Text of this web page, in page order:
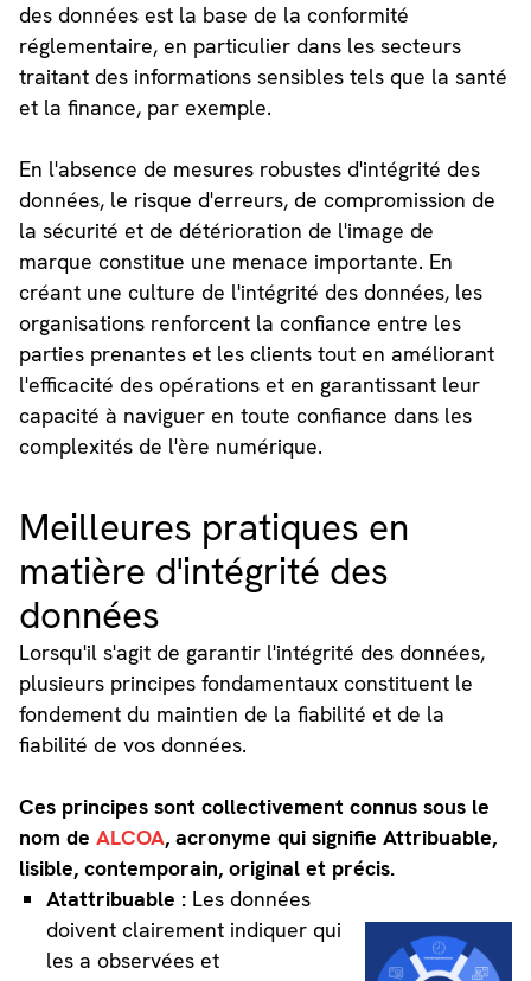
des données est la base de la conformité
réglementaire, en particulier dans les secteurs
traitant des informations sensibles tels que la santé
et la finance, par exemple.
En l'absence de mesures robustes d'intégrité des
données, le risque d'erreurs, de compromission de
la sécurité et de détérioration de l'image de
marque constitue une menace importante. En
créant une culture de l'intégrité des données, les
organisations renforcent la confiance entre les
parties prenantes et les clients tout en améliorant
l'efficacité des opérations et en garantissant leur
capacité à naviguer en toute confiance dans les
complexités de l'ère numérique.
Meilleures pratiques en
matière d'intégrité des
données
Lorsqu'il s'agit de garantir l'intégrité des données,
plusieurs principes fondamentaux constituent le
fondement du maintien de la fiabilité et de la
fiabilité de vos données.
Ces principes sont collectivement connus sous le
nom de ALCOA, acronyme qui signifie Attribuable,
lisible, contemporain, original et précis.
Atattribuable : Les données
doivent clairement indiquer qui
les a observées et